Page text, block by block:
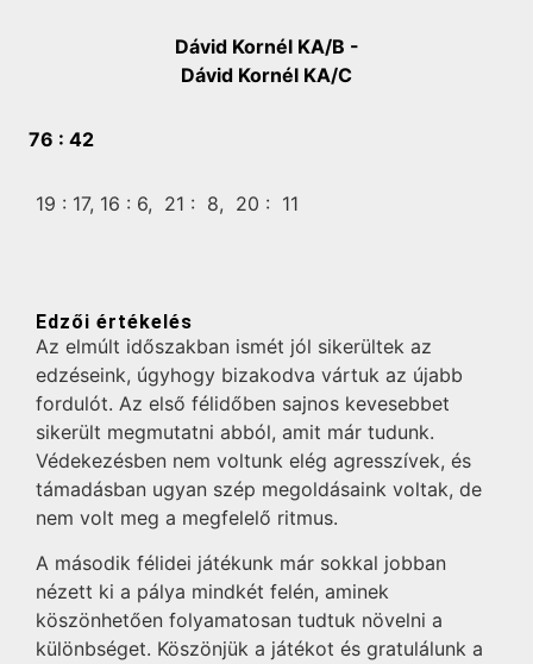
Dávid Kornél KA/B -
Dávid Kornél KA/C
76 : 42
19 : 17, 16 : 6, 21 : 8, 20 : 11
Edzői értékelés
Az elmúlt időszakban ismét jól sikerültek az
edzéseink, úgyhogy bizakodva vártuk az újabb
fordulót. Az első félidőben sajnos kevesebbet
sikerült megmutatni abból, amit már tudunk.
Védekezésben nem voltunk elég agresszívek, és
támadásban ugyan szép megoldásaink voltak, de
nem volt meg a megfelelő ritmus.
A második félidei játékunk már sokkal jobban
nézett ki a pálya mindkét felén, aminek
köszönhetően folyamatosan tudtuk növelni a
különbséget. Köszönjük a játékot és gratulálunk a